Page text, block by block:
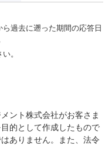
過去に遡った期間の応答日
。
ント株式会社がお客さま
的として作成したもので
ありません。また、法令